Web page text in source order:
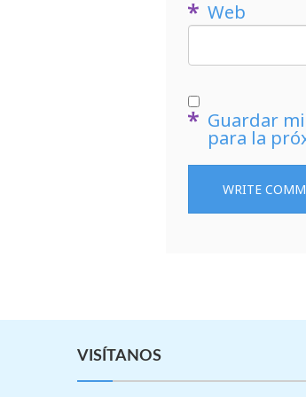
Web
Guardar
para la
VISÍTANOS